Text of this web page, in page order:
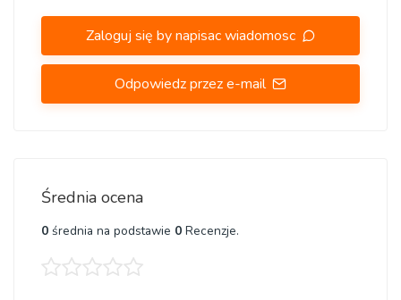
Zaloguj się by napisac wiadomosc
Odpowiedz przez e-mail
Średnia ocena
0 średnia na podstawie 0 Recenzje.